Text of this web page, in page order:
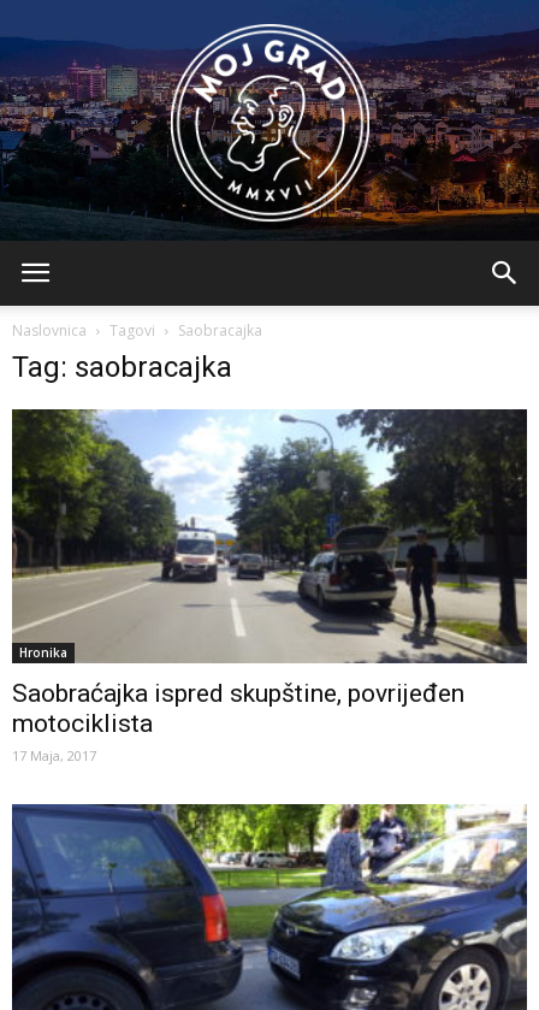
Naslovnica Tagovi Saobracajka
Tag: saobracajka
Hronika
Saobraćajka ispred skupštine, povrijeđen
motociklista
17 Maja, 2017